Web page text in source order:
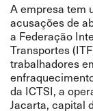
A empresa tem
acusações de
a Federação
Transportes
trabalhadores
da ICTSI, a
Jacarta, capital